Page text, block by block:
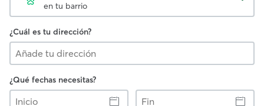
en tu barrio
¿Cuál es tu dirección?
¿Qué fechas necesitas?
Inicio
Fin